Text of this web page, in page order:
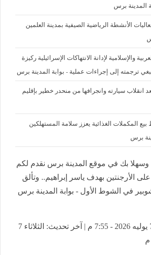
المدينة برس
الأنشطة الرياضية الصيفية بمدينة العلمين
والإسلامية لإدانة الانتهاكات الإسرائيلية ركيزة
ترجمته إلى إجراءات عملية - بوابة المدينة برس
انقلاب سيارته وانجرافها من منحدر خطير بإقليم
المكملات الغذائية يعزز سلامة المستهلكين
برس
وسهلا بك في موقع المدينة برس نقدم لكم
الأرجنتين بهدف ياسر إبراهيم.. وتألق
في الشوط الأول - بوابة المدينة برس
نشر في: الثلاثاء 7 يوليه 2026 - 7:55 م | آخر تحديث: الثلاثاء 7